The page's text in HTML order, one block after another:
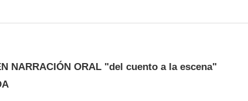
NARRACIÓN ORAL "del cuento a la escena"